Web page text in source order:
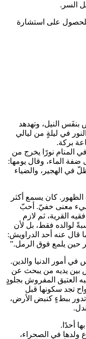
السر.
للحصول على استشارة
النيل، وتهدهد
في ليلةٍ من ليالي
بركة.
المنام نورًا يخرج من
الماء، وقال يومها:
في الهجير، والضياء
كان يسمع أكثر
شيء معنى خفيّ. أحبّ
القرية، ثم لازم
لوالده فقط، بل لأن
قال عنه أحد الدراويش:
حين يلمع فوق الرمل.”
أمور الدنيا والدين.
بين يديه من يبحث عن
العتيق المفروش بجلودٍ
تجد سكونها قبل
ببطءٍ كنبض الأرض،
أحدًا.
ولدها في الصحراء،